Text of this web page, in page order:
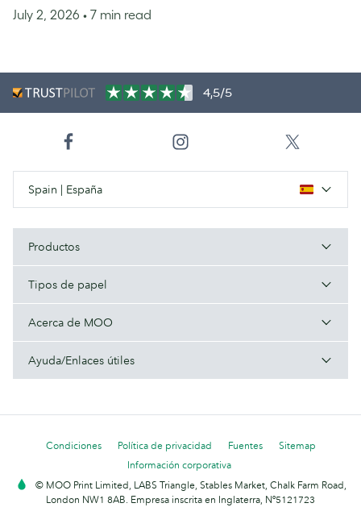
July 2, 2026 • 7 min read
4,5/5
Spain | España
Productos
Tipos de papel
Acerca de MOO
Ayuda/Enlaces útiles
Condiciones Política de privacidad Fuentes
Sitemap
Información corporativa
© MOO Print Limited, LABS Triangle, Stables Market, Chalk Farm Road,
London NW1 8AB. Empresa inscrita en Inglaterra, Nº5121723